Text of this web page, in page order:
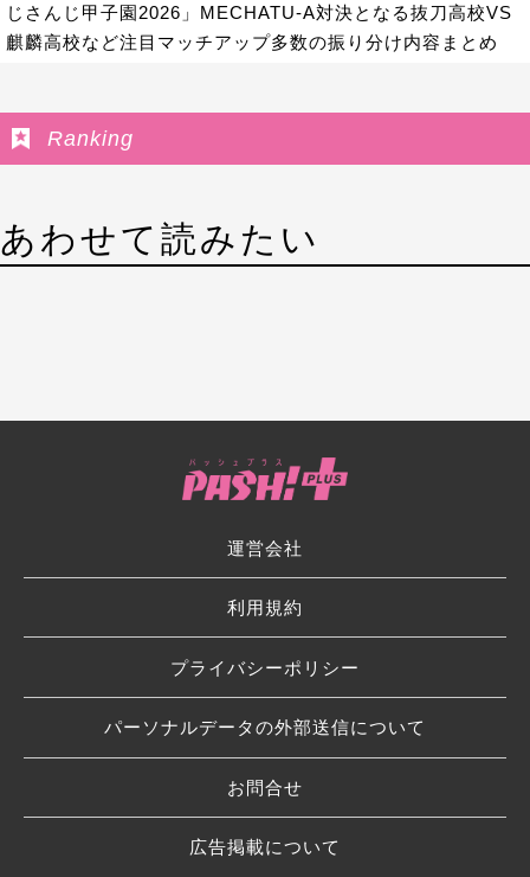
じさんじ甲子園2026」MECHATU-A対決となる抜刀高校VS
麒麟高校など注目マッチアップ多数の振り分け内容まとめ
Ranking
あわせて読みたい
運営会社
利用規約
プライバシーポリシー
パーソナルデータの外部送信について
お問合せ
広告掲載について